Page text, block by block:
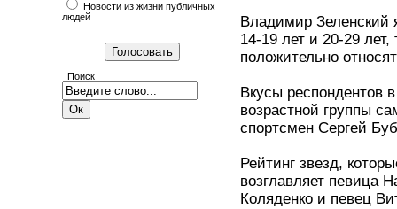
Новости из жизни публичных
людей
Поиск
Владимир Зеленский
14-19 лет и 20-29 лет,
положительно
Вкусы респондентов
возрастной группы
спортсмен Сергей
Рейтинг звезд,
возглавляет певица
Коляденко и певец